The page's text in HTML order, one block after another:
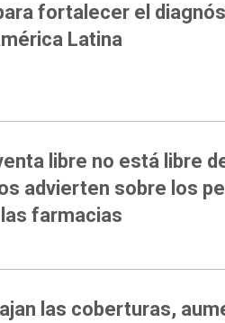
fortalecer el
Latina
libre no está libre
advierten sobre los
farmacias
las coberturas,